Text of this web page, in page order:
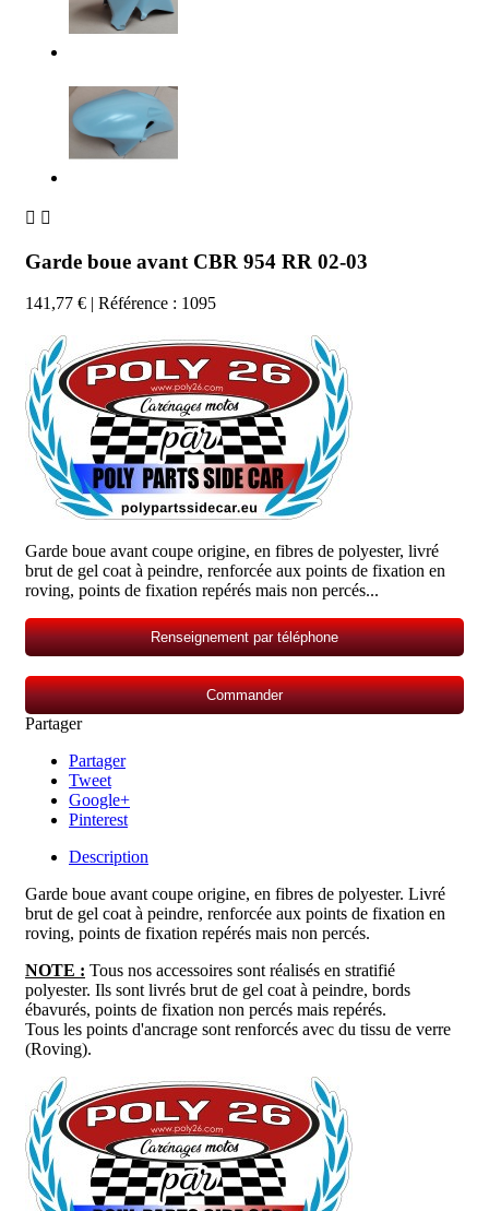
 
Garde boue avant CBR 954 RR 02-03
141,77 € | Référence : 1095
Garde boue avant coupe origine, en fibres de polyester, livré
brut de gel coat à peindre, renforcée aux points de fixation en
roving, points de fixation repérés mais non percés...
Renseignement par téléphone
Commander
Partager
Partager
Tweet
Google+
Pinterest
Description
Garde boue avant coupe origine, en fibres de polyester. Livré
brut de gel coat à peindre, renforcée aux points de fixation en
roving, points de fixation repérés mais non percés.
NOTE : Tous nos accessoires sont réalisés en stratifié
polyester. Ils sont livrés brut de gel coat à peindre, bords
ébavurés, points de fixation non percés mais repérés.
Tous les points d'ancrage sont renforcés avec du tissu de verre
(Roving).